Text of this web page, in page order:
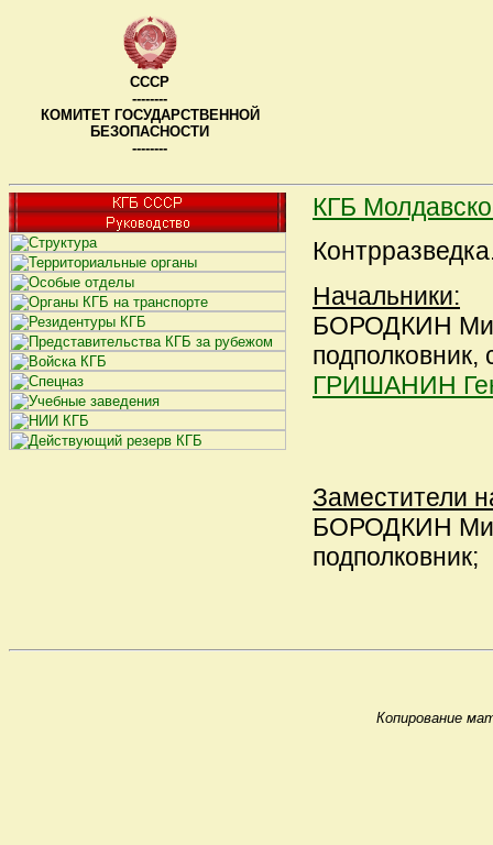
СССР
--------
КОМИТЕТ ГОСУДАРСТВЕННОЙ
БЕЗОПАСНОСТИ
--------
КГБ
Начальники:
БОРОДКИН
подполковник,
ГРИШАНИН
Заместители
БОРОДКИН
подполковник;
Копирование